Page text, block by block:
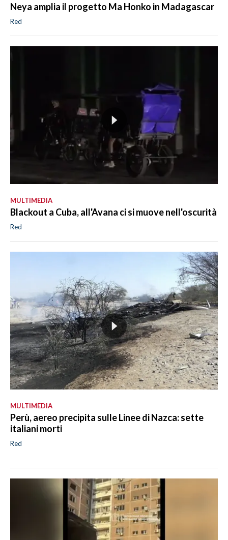
Neya amplia il progetto Ma Honko in Madagascar
Red
MULTIMEDIA
Blackout a Cuba, all'Avana ci si muove nell'oscurità
Red
MULTIMEDIA
Perù, aereo precipita sulle Linee di Nazca: sette
italiani morti
Red